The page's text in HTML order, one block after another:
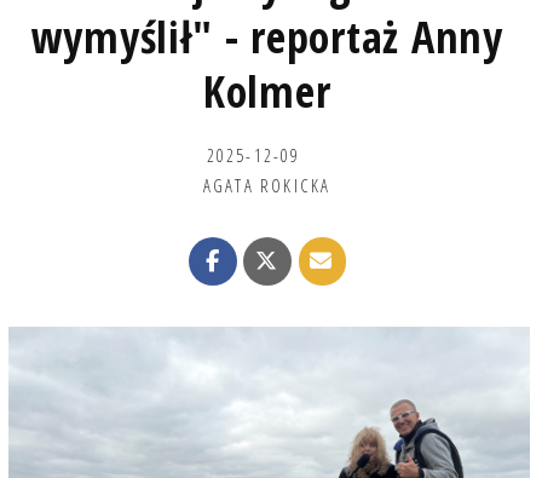
wymyślił" - reportaż Anny
Kolmer
2025-12-09
AGATA ROKICKA